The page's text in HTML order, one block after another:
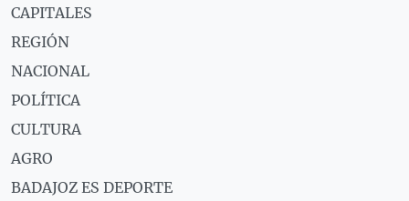
CAPITALES
REGIÓN
NACIONAL
POLÍTICA
CULTURA
AGRO
BADAJOZ ES DEPORTE